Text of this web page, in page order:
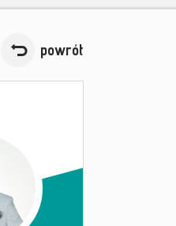
powrót